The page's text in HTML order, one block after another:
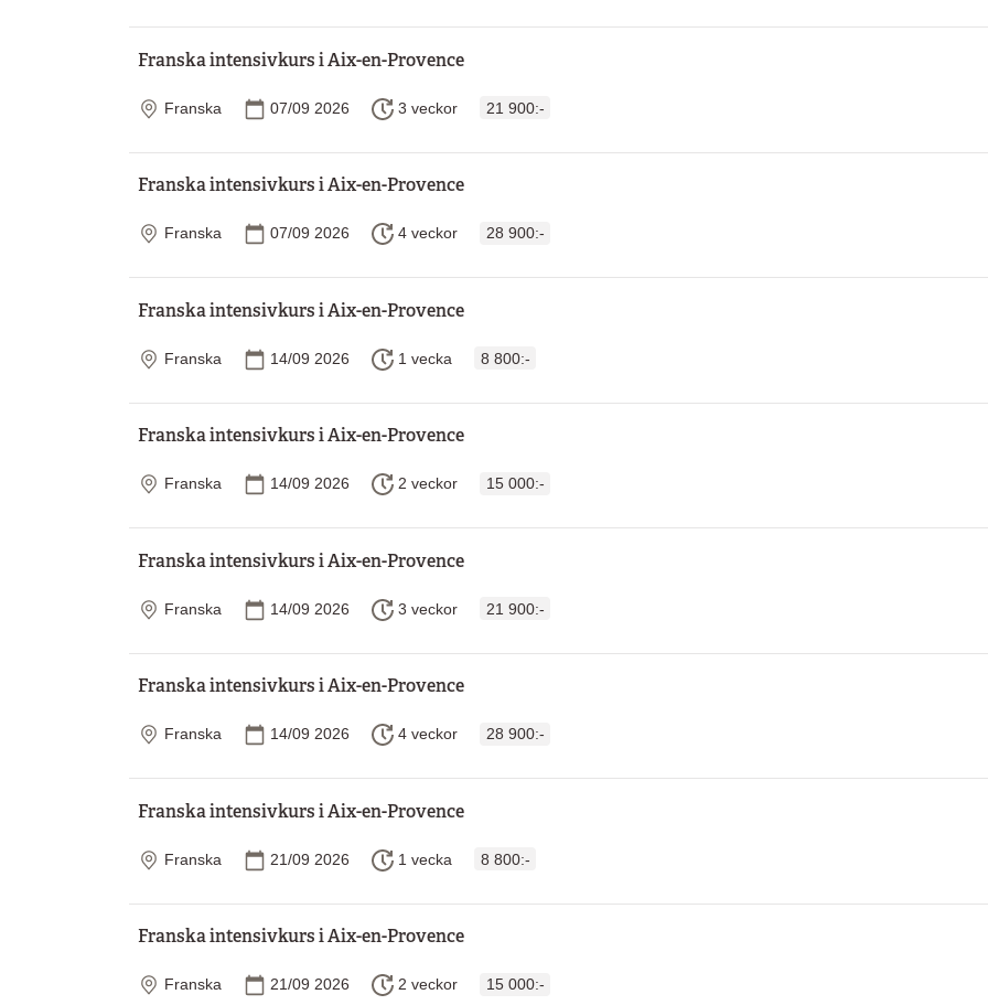
Franska intensivkurs i Aix-en-Provence
Plats
Franska Startdatum
07/09 2026 Längd
3 veckor 21 900:-
Franska intensivkurs i Aix-en-Provence
Plats
Franska Startdatum
07/09 2026 Längd
4 veckor 28 900:-
Franska intensivkurs i Aix-en-Provence
Plats
Franska Startdatum
14/09 2026 Längd
1 vecka 8 800:-
Franska intensivkurs i Aix-en-Provence
Plats
Franska Startdatum
14/09 2026 Längd
2 veckor 15 000:-
Franska intensivkurs i Aix-en-Provence
Plats
Franska Startdatum
14/09 2026 Längd
3 veckor 21 900:-
Franska intensivkurs i Aix-en-Provence
Plats
Franska Startdatum
14/09 2026 Längd
4 veckor 28 900:-
Franska intensivkurs i Aix-en-Provence
Plats
Franska Startdatum
21/09 2026 Längd
1 vecka 8 800:-
Franska intensivkurs i Aix-en-Provence
Plats
Franska Startdatum
21/09 2026 Längd
2 veckor 15 000:-